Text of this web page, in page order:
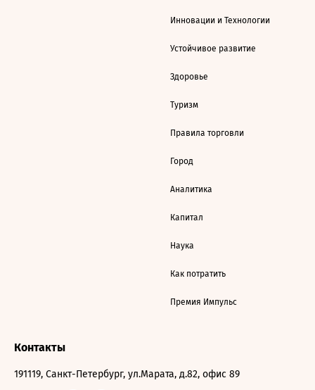
Инновации и Технологии
Устойчивое развитие
Здоровье
Туризм
Правила торговли
Город
Аналитика
Капитал
Наука
Как потратить
Премия Импульс
Контакты
191119, Санкт-Петербург, ул.Марата, д.82, офис 89